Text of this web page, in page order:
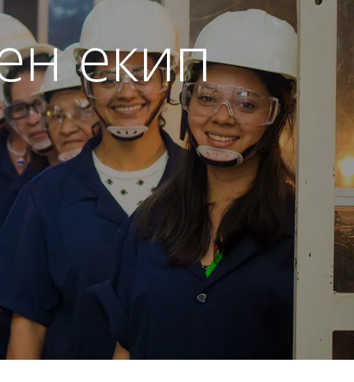
екип